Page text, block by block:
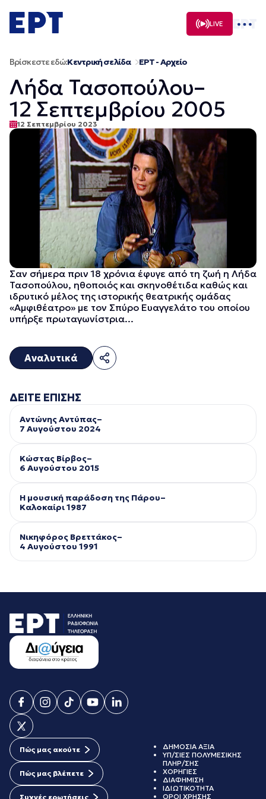
σε
περιεχόμενο
LIVE
Βρίσκεστε εδώ:Κεντρική σελίδα ΕΡΤ - Αρχείο
Λήδα Τασοπούλου–
12 Σεπτεμβρίου 2005
12 Σεπτεμβρίου 2023
Σαν σήμερα πριν 18 χρόνια έφυγε από τη ζωή η Λήδα
Τασοπούλου, ηθοποιός και σκηνοθέτιδα καθώς και
ιδρυτικό μέλος της ιστορικής θεατρικής ομάδας
«Αμφιθέατρο» με τον Σπύρο Ευαγγελάτο του οποίου
υπήρξε πρωταγωνίστρια...
Αναλυτικά
ΔΕΙΤΕ ΕΠΙΣΗΣ
Αντώνης Αντύπας–
7 Αυγούστου 2024
Κώστας Βίρβος–
6 Αυγούστου 2015
Η μουσική παράδοση της Πάρου–
Kαλοκαίρι 1987
Νικηφόρος Βρεττάκος–
4 Αυγούστου 1991
Πώς μας ακούτε
Πώς μας βλέπετε
Συχνές ερωτήσεις
ΔΗΜΟΣΙΑ ΑΞΙΑ
ΥΠ/ΣΙΕΣ ΠΟΛΥΜΕΣΙΚΗΣ
ΠΛΗΡ/ΣΗΣ
ΧΟΡΗΓΙΕΣ
ΔΙΑΦΗΜΙΣΗ
ΙΔΙΩΤΙΚΟΤΗΤΑ
ΟΡΟΙ ΧΡΗΣΗΣ